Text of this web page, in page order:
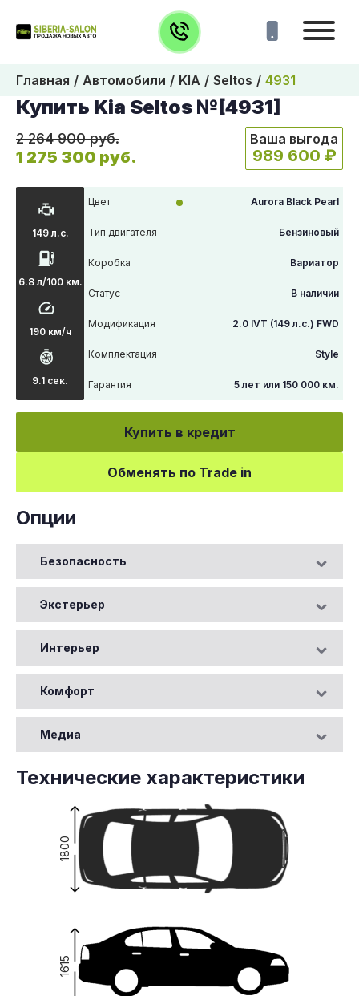
Главная Автомобили KIA Seltos 4931
Купить Kia Seltos №[4931]
2 264 900 руб.
1 275 300 руб.
Ваша выгода
989 600 ₽
149 л.с.
6.8 л/100 км.
190 км/ч
9.1 сек.
Цвет Aurora Black Pearl
Тип двигателя Бензиновый
Коробка Вариатор
Статус В наличии
Модификация 2.0 IVT (149 л.с.) FWD
Комплектация Style
Гарантия 5 лет или 150 000 км.
Купить в кредит
Обменять по Trade in
Опции
Безопасность
Экстерьер
Интерьер
Комфорт
Медиа
Технические характеристики
1615
1800